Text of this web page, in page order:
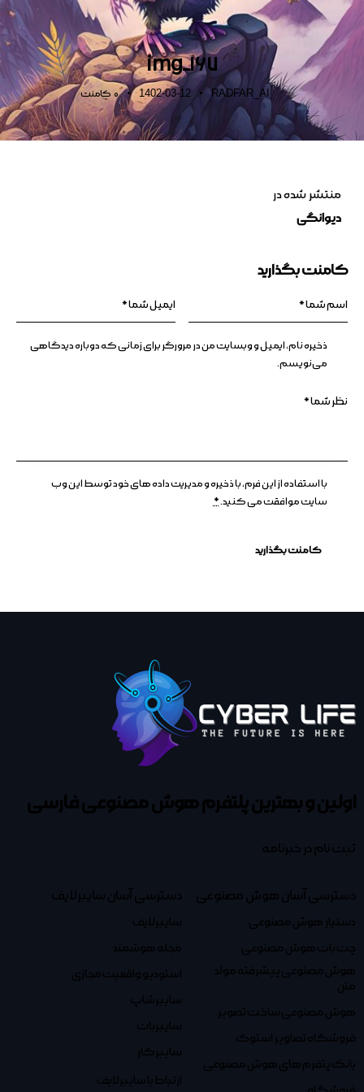
img_167
RADFAR_AI
1402-03-12
0 کامنت
منتشر شده در
دیوانگی
کامنت بگذارید
ذخیره نام، ایمیل و وبسایت من در مرورگر برای زمانی که دوباره دیدگاهی
می‌نویسم.
با استفاده از این فرم، با ذخیره و مدیریت داده های خود توسط این وب
سایت موافقت می کنید.*
اولین و بهترین پلتفرمهوش مصنوعی فارسی
ثبت نام در خبرنامه
دسترسی آسان هوش مصنوعی
دستیار هوش مصنوعی
چت بات هوش مصنوعی
هوش مصنوعی پیشرفته مولد
متن
هوش مصنوعی ساخت تصویر
فروشگاه تصاویر استوک
بانک پتفرم های هوش مصنوعی
دسترسی آسان سایبرلایف
سایبرلایف
مجله هوشمند
استودیو واقعیت مجازی
سایبرشاپ
سایبربات
سایبرکار
ارتباط با سایبرلایف